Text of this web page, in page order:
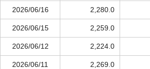
2026/06/16 2,280.0
2026/06/15 2,259.0
2026/06/12 2,224.0
2026/06/11 2,269.0